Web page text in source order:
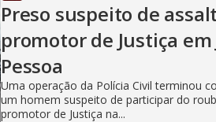
Preso suspeito de
promotor de Justiça em
Pessoa
Uma operação da Polícia Civil terminou
um homem suspeito de participar do
promotor de Justiça na...